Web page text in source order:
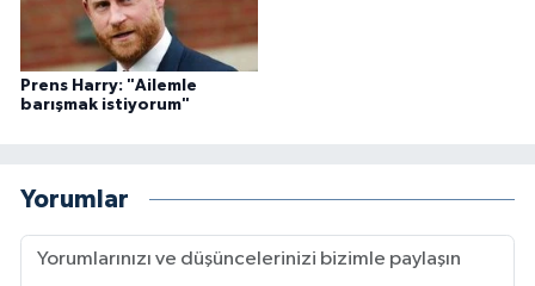
Prens Harry: "Ailemle
barışmak istiyorum"
Yorumlar